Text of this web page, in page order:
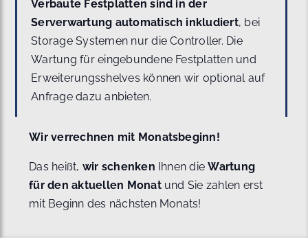
Verbaute Festplatten sind in der
Serverwartung automatisch inkludiert, bei
Storage Systemen nur die Controller. Die
Wartung für eingebundene Festplatten und
Erweiterungsshelves können wir optional auf
Anfrage dazu anbieten.
Wir verrechnen mit Monatsbeginn!
Das heißt, wir schenken Ihnen dieWartung
für den aktuellen Monat und Sie zahlen erst
mit Beginn des nächsten Monats!